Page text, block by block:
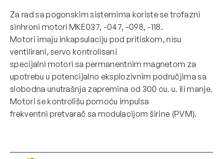
Za rad sa pogonskim sistemima koriste se trofazni
sinhroni motori MKE037, -047, -098, -118.
Motori imaju inkapsulaciju pod pritiskom, nisu
ventilirani, servo kontrolisani
specijalni motori sa permanentnim magnetom za
upotrebu u potencijalno eksplozivnim područjima sa
slobodna unutrašnja zapremina od 300 cu. u. ili manje.
Motori se kontrolišu pomoću impulsa
frekventni pretvarač sa modulacijom širine (PVM).